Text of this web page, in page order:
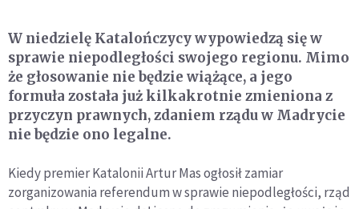
W niedzielę Katalończycy wypowiedzą się w
sprawie niepodległości swojego regionu. Mimo
że głosowanie nie będzie wiążące, a jego
formuła została już kilkakrotnie zmieniona z
przyczyn prawnych, zdaniem rządu w Madrycie
nie będzie ono legalne.
Kiedy premier Katalonii Artur Mas ogłosił zamiar
zorganizowania referendum w sprawie niepodległości, rząd